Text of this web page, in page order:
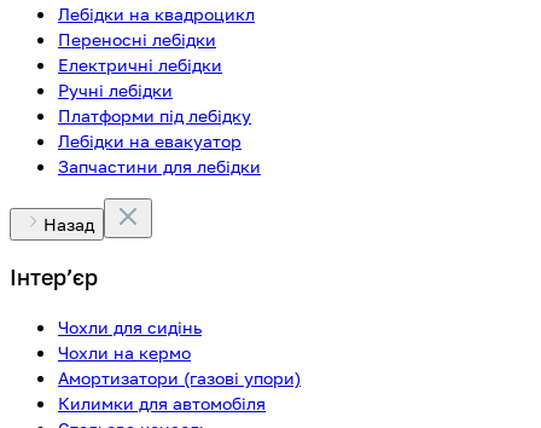
Лебідки на квадроцикл
Переносні лебідки
Електричні лебідки
Ручні лебідки
Платформи під лебідку
Лебідки на евакуатор
Запчастини для лебідки
Назад
Інтерʼєр
Чохли для сидінь
Чохли на кермо
Амортизатори (газові упори)
Килимки для автомобіля